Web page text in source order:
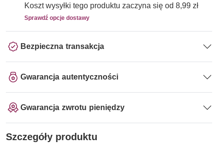
Koszt wysyłki tego produktu zaczyna się od 8,99 zł
Sprawdź opcje dostawy
Bezpieczna transakcja
Gwarancja autentyczności
Gwarancja zwrotu pieniędzy
Szczegóły produktu